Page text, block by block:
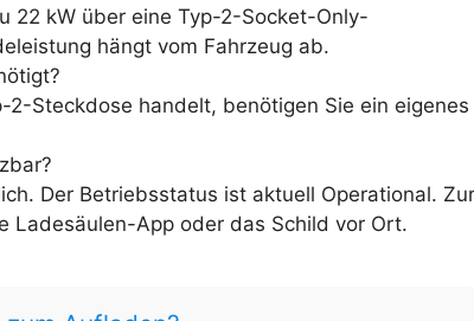
22 kW über eine Typ-2-Socket-Only-
hängt vom Fahrzeug ab.
2-Steckdose handelt, benötigen Sie ein eigenes
Der Betriebsstatus ist aktuell Operational. Zur
Ladesäulen-App oder das Schild vor Ort.